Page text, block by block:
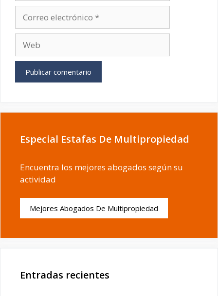
electrónico
Especial Estafas De Multipropiedad
Encuentra los mejores abogados según su
actividad
Mejores Abogados De Multipropiedad
Entradas recientes